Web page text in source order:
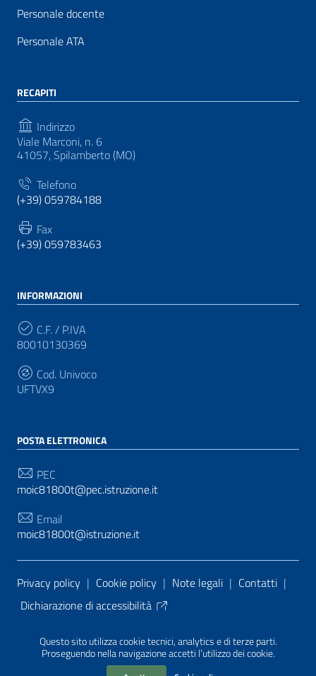
Questo sito utilizza cookie tecnici, analytics e di terze parti.
Proseguendo nella navigazione accetti l’utilizzo dei cookie.
Personale docente
Personale ATA
RECAPITI
Indirizzo
Viale Marconi, n. 6
41057, Spilamberto (MO)
Telefono
(+39) 059784188
Fax
(+39) 059783463
INFORMAZIONI
C.F. / P.IVA
80010130369
Cod. Univoco
UFTVX9
POSTA ELETTRONICA
PEC
moic81800t@pec.istruzione.it
Email
moic81800t@istruzione.it
Sezione Link Utili
Privacy policy | Cookie policy | Note legali | Contatti |
Dichiarazione di accessibilità
PA di AgID
| Realizzato con WordPress
da